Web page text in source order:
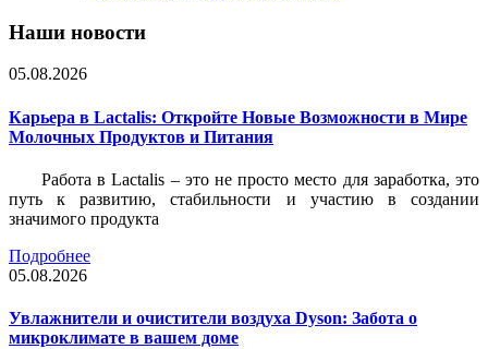
Наши новости
05.08.2026
Карьера в Lactalis: Откройте Новые Возможности в Мире
Молочных Продуктов и Питания
Работа в Lactalis – это не просто место для заработка, это
путь к развитию, стабильности и участию в создании
значимого продукта
Подробнее
05.08.2026
Увлажнители и очистители воздуха Dyson: Забота о
микроклимате в вашем доме